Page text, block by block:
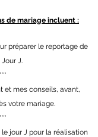
de mariage incluent :
préparer le reportage de
J.
***
et mes conseils, avant,
votre mariage.
***
jour J pour la réalisation